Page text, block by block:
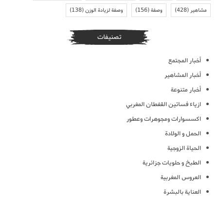
مشاهير(428) وصفة(156) وصفة لزيادة الوزن(138)
تصنيفات
أخبار المجتمع
أخبار المشاهير
أخبار متنوعة
ازياء فساتين القفطان المغربي
اكسسوارات ومجوهرات وعطور
الحمل و الولادة
الحياة الزوجية
الطبخ و حلويات جزائرية
العروس المغربية
العناية بالبشرة